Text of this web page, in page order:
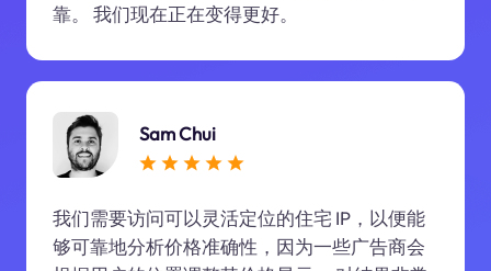
靠。 我们现在正在变得更好。
Sam Chui
我们需要访问可以灵活定位的住宅 IP，以便能
够可靠地分析价格准确性，因为一些广告商会